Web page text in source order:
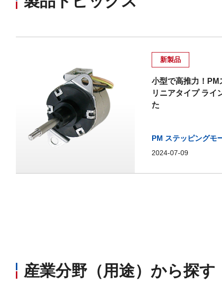
新製品
小型で高推力！PM
リニアタイプ ライ
た
PM ステッピングモ
2024-07-09
産業分野（用途）から探す